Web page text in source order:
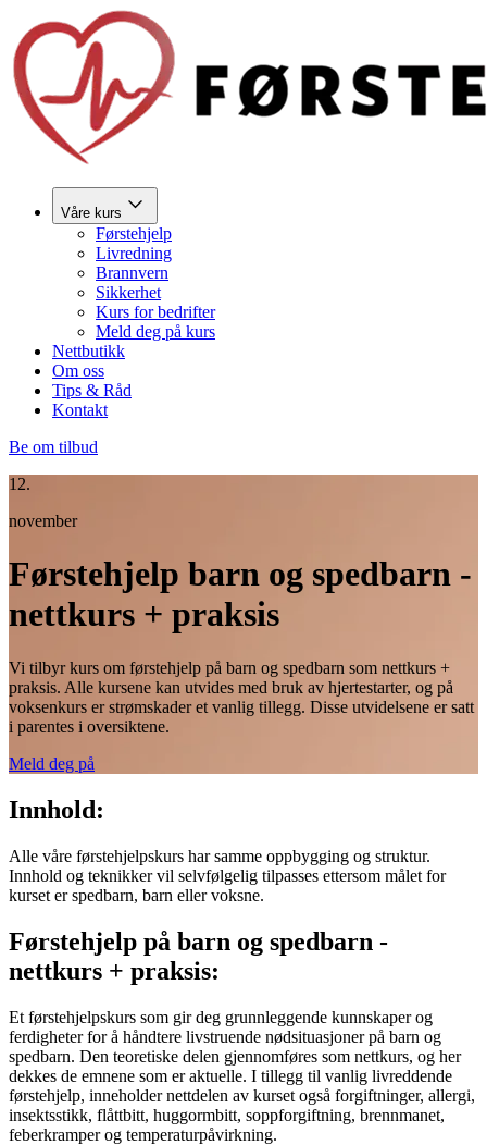
Våre kurs
Førstehjelp
Livredning
Brannvern
Sikkerhet
Kurs for bedrifter
Meld deg på kurs
Nettbutikk
Om oss
Tips & Råd
Kontakt
Be om tilbud
12.
november
Førstehjelp barn og spedbarn -
nettkurs + praksis
Vi tilbyr kurs om førstehjelp på barn og spedbarn som nettkurs +
praksis. Alle kursene kan utvides med bruk av hjertestarter, og på
voksenkurs er strømskader et vanlig tillegg. Disse utvidelsene er satt
i parentes i oversiktene.
Meld deg på
Innhold:
Alle våre førstehjelpskurs har samme oppbygging og struktur.
Innhold og teknikker vil selvfølgelig tilpasses ettersom målet for
kurset er spedbarn, barn eller voksne.
Førstehjelp på barn og spedbarn -
nettkurs + praksis:
Et førstehjelpskurs som gir deg grunnleggende kunnskaper og
ferdigheter for å håndtere livstruende nødsituasjoner på barn og
spedbarn. Den teoretiske delen gjennomføres som nettkurs, og her
dekkes de emnene som er aktuelle. I tillegg til vanlig livreddende
førstehjelp, inneholder nettdelen av kurset også forgiftninger, allergi,
insektsstikk, flåttbitt, huggormbitt, soppforgiftning, brennmanet,
feberkramper og temperaturpåvirkning.